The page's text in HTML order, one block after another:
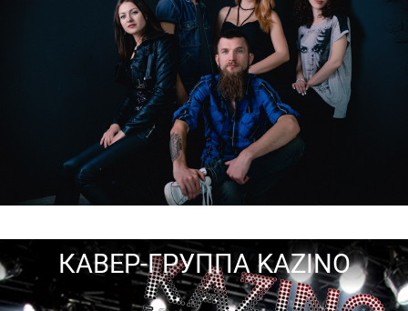
КАВЕР-ГРУППА KAZINO